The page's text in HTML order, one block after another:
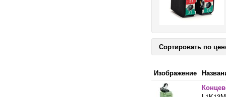
Сортировать по
Изображение